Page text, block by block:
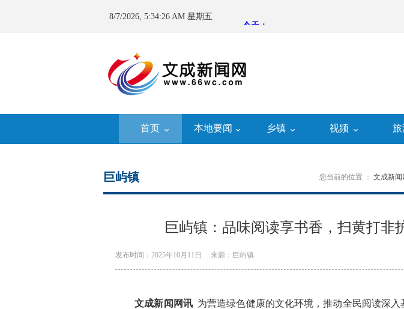
8/7/2026, 5:34:26 AM 星期五
首页 本地要闻 乡镇 视频 旅
您当前的位置 ： 文成新闻
巨屿镇
巨屿镇：品味阅读享书香，扫黄打非
发布时间：2025年10月11日 来源：巨屿镇
文成新闻网讯为营造绿色健康的文化环境，推动全民阅读深入